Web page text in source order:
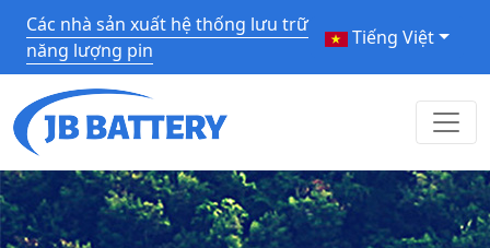
Các nhà sản xuất hệ thống lưu trữ
năng lượng pin
Tiếng Việt